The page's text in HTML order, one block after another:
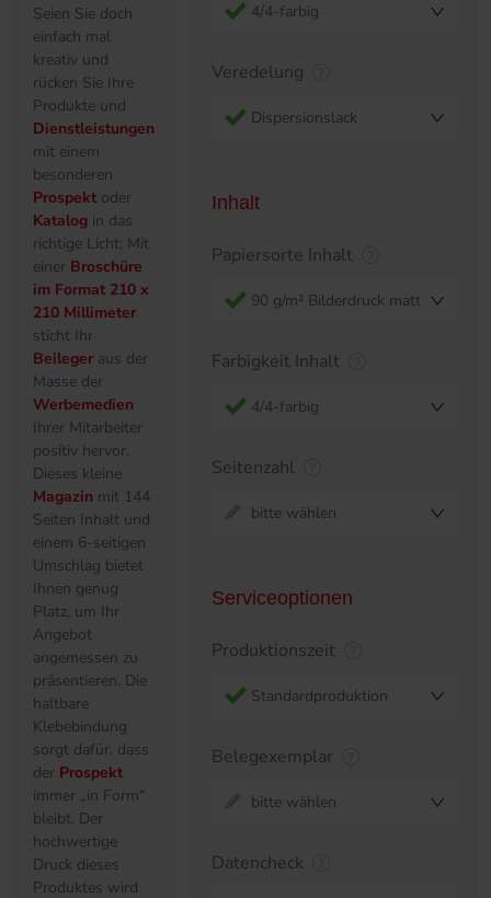
Seien Sie doch
einfach mal
kreativ und
rücken Sie Ihre
Produkte und
Dienstleistungen
mit einem
besonderen
Prospekt oder
Katalog in das
richtige Licht: Mit
einer Broschüre
im Format 210 x
210 Millimeter
sticht Ihr
Beileger aus der
Masse der
Werbemedien
Ihrer Mitarbeiter
positiv hervor.
Dieses kleine
Magazin mit 144
Seiten Inhalt und
einem 6-seitigen
Umschlag bietet
Ihnen genug
Platz, um Ihr
Angebot
angemessen zu
präsentieren. Die
haltbare
Klebebindung
sorgt dafür, dass
der Prospekt
immer „in Form“
bleibt. Der
hochwertige
Druck dieses
Produktes wird
4/4-farbig
Veredelung
Dispersionslack
Inhalt
Papiersorte Inhalt
90 g/m² Bilderdruck matt
Farbigkeit Inhalt
4/4-farbig
Seitenzahl
bitte wählen
Serviceoptionen
Produktionszeit
Standardproduktion
Belegexemplar
bitte wählen
Datencheck